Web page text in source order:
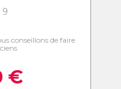
9
conseillons de faire
€